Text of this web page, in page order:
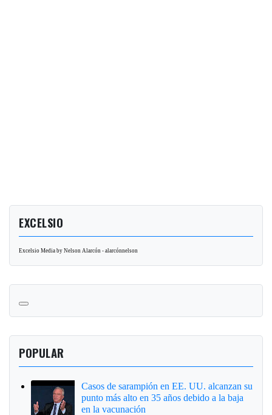
EXCELSIO
Excelsio Media by Nelson Alarcón - alarcónnelson
POPULAR
Casos de sarampión en EE. UU. alcanzan su
punto más alto en 35 años debido a la baja
en la vacunación